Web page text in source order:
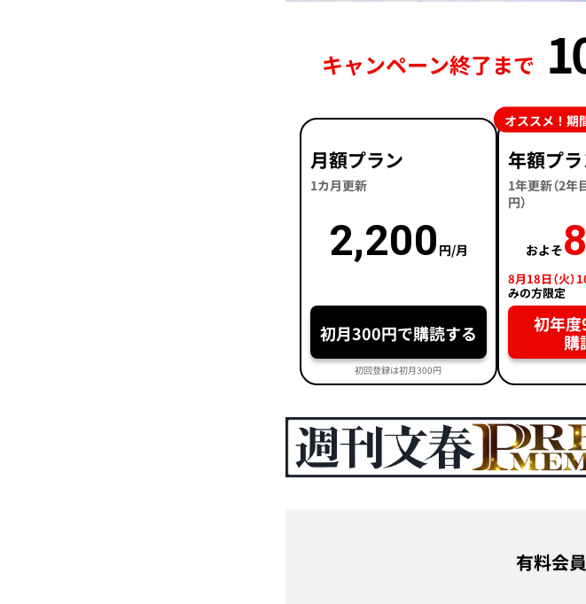
キャンペーン終了まで
月額プラン
1カ月更新
2,200 円/月
初月300円で購読する
初回登録は初月300円
年額プ
1年更新（2
円）
およそ
8月18日（火）
みの方限定
初年
購
オススメ！期
有料会